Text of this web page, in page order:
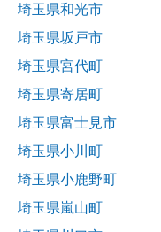
埼玉県和光市
埼玉県坂戸市
埼玉県宮代町
埼玉県寄居町
埼玉県富士見市
埼玉県小川町
埼玉県小鹿野町
埼玉県嵐山町